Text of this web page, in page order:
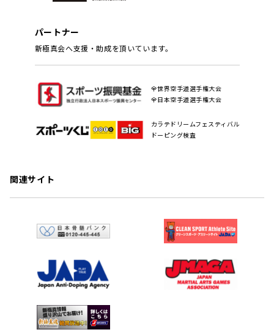
パートナー
新極真会へ支援・助成を頂いています。
全世界空手道選手権大会
全日本空手道選手権大会
カラテドリームフェスティバル
ドーピング検査
関連サイト